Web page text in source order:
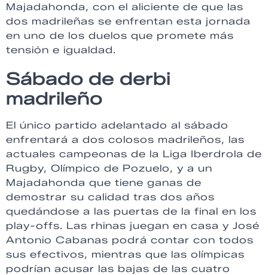
Majadahonda, con el aliciente de que las
dos madrileñas se enfrentan esta jornada
en uno de los duelos que promete más
tensión e igualdad.
Sábado de derbi
madrileño
El único partido adelantado al sábado
enfrentará a dos colosos madrileños, las
actuales campeonas de la Liga Iberdrola de
Rugby, Olímpico de Pozuelo, y a un
Majadahonda que tiene ganas de
demostrar su calidad tras dos años
quedándose a las puertas de la final en los
play-offs. Las rhinas juegan en casa y José
Antonio Cabanas podrá contar con todos
sus efectivos, mientras que las olímpicas
podrían acusar las bajas de las cuatro